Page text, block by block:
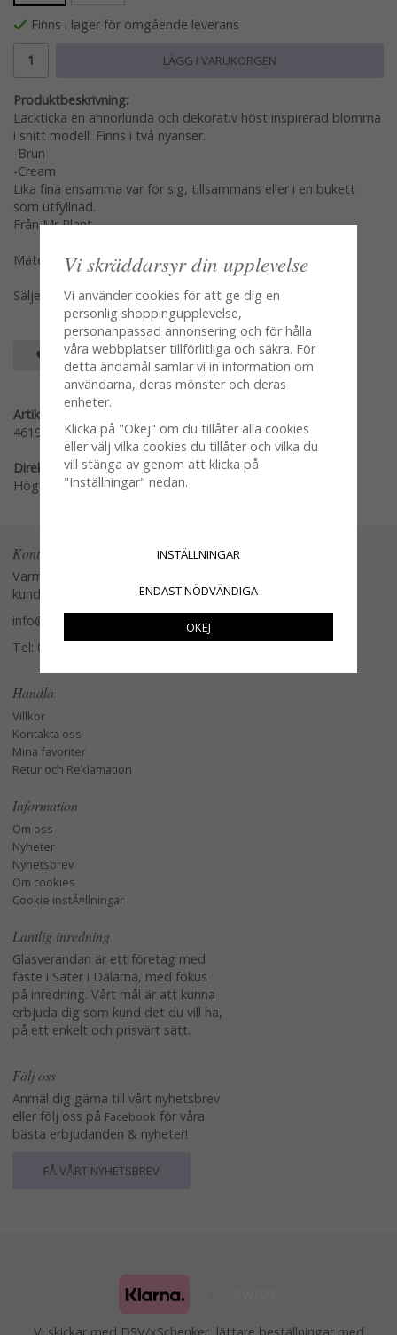
Finns i lager för omgående leverans
LÄGG I VARUKORGEN
Produktbeskrivning:
Lackticka en annorlunda och dekorativ höst inspirerad blomma
i snitt modell. Finns i två nyanser.
-Brun
-Cream
Lika fina ensamma var för sig, tillsammans eller i en bukett
som utfyllnad.
Från Mr Plant
Mäter 53cm
Säljes per styck var modell för sig en och en
SPARA SOM FAVORIT
Artikelnummer:
4619-70
Direktlänk:
Högerklicka och kopiera adressen
Kontakta oss
Varmt välkommen att kontakta vår
kundtjänst.
info@glasverandan.se
Tel: 079-3495968
Handla
Villkor
Kontakta oss
Mina favoriter
Retur och Reklamation
Information
Om oss
Nyheter
Nyhetsbrev
Om cookies
Cookie instÃ¤llningar
Lantlig inredning
Glasverandan är ett företag med
fäste i Säter i Dalarna, med fokus
på inredning. Vårt mål är att kunna
erbjuda dig som kund det du vill ha,
på ett enkelt och prisvärt sätt.
Följ oss
Anmäl dig gärna till vårt nyhetsbrev
eller följ oss på Facebook för våra
bästa erbjudanden & nyheter!
FÅ VÅRT NYHETSBREV
Vi skickar med DSV/xSchenker, lättare beställningar med
Vi skräddarsyr din upplevelse
Vi använder cookies för att ge dig en
personlig shoppingupplevelse,
personanpassad annonsering och för hålla
våra webbplatser tillförlitliga och säkra. För
detta ändamål samlar vi in information om
användarna, deras mönster och deras
enheter.
Klicka på "Okej" om du tillåter alla cookies
eller välj vilka cookies du tillåter och vilka du
vill stänga av genom att klicka på
"Inställningar" nedan.
INSTÄLLNINGAR
ENDAST NÖDVÄNDIGA
OKEJ